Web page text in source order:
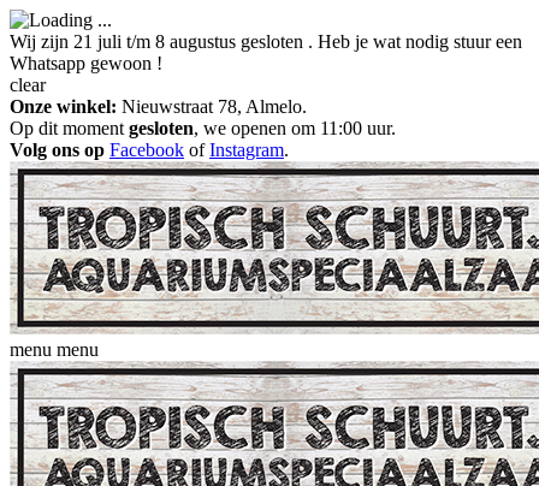
Wij zijn 21 juli t/m 8 augustus gesloten . Heb je wat nodig stuur een
Whatsapp gewoon !
clear
Onze winkel: Nieuwstraat 78, Almelo.
Op dit moment gesloten, we openen om 11:00 uur.
Volg ons op Facebook ofInstagram.
menu menu